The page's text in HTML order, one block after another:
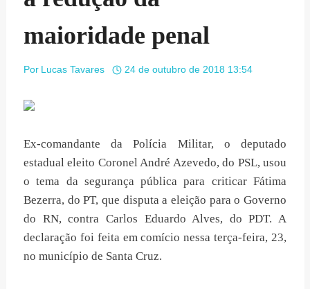
maioridade penal
Por Lucas Tavares 24 de outubro de 2018 13:54
Ex-comandante da Polícia Militar, o deputado
estadual eleito Coronel André Azevedo, do PSL, usou
o tema da segurança pública para criticar Fátima
Bezerra, do PT, que disputa a eleição para o Governo
do RN, contra Carlos Eduardo Alves, do PDT. A
declaração foi feita em comício nessa terça-feira, 23,
no município de Santa Cruz.